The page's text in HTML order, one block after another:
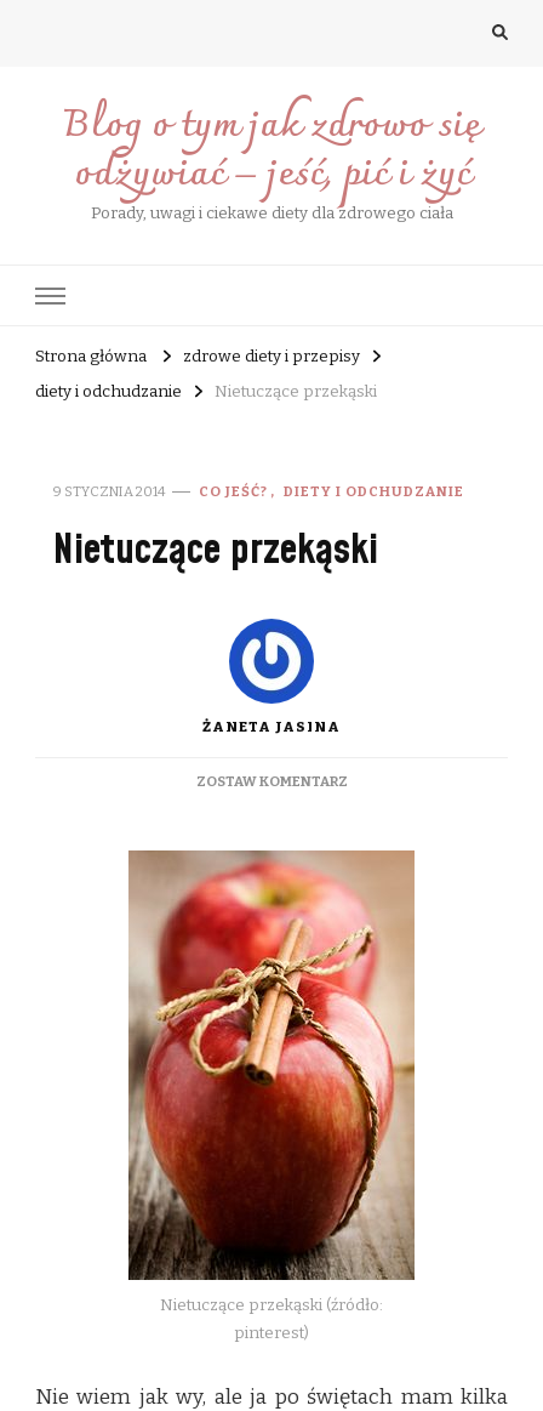
Blog o tym jak zdrowo się
odżywiać – jeść, pić i żyć
Porady, uwagi i ciekawe diety dla zdrowego ciała
Strona główna
zdrowe diety i przepisy
diety i odchudzanie
Nietuczące przekąski
9 STYCZNIA 2014 CO JEŚĆ? DIETY I ODCHUDZANIE
Nietuczące przekąski
ŻANETA JASINA
ZOSTAW KOMENTARZDO
Nietuczące przekąski (źródło:
pinterest)
Nie wiem jak wy, ale ja po świętach mam kilka